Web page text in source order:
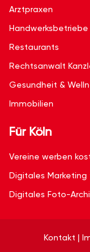
Arztpraxen
Handwerksbetriebe
Restaurants
Rechtsanwalt
Gesundheit &
Immobilien
Für Köln
Vereine werben
Digitales Marketing
Digitales Foto-
Kontakt |